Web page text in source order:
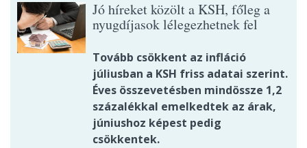
Jó híreket közölt a KSH, főleg a
nyugdíjasok lélegezhetnek fel
Tovább csökkent az infláció
júliusban a KSH friss adatai szerint.
Éves összevetésben mindössze 1,2
százalékkal emelkedtek az árak,
júniushoz képest pedig
csökkentek.